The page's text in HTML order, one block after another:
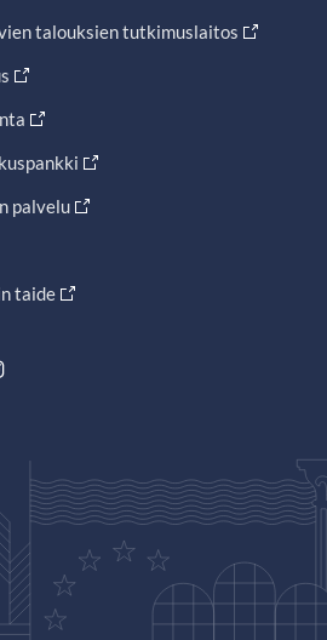
talouksien tutkimuslaitos
palvelu
taide